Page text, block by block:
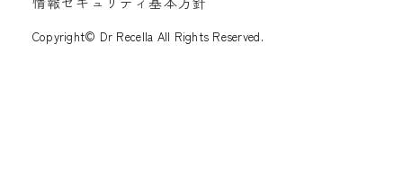
Copyright© Dr Recella All Rights Reserved.